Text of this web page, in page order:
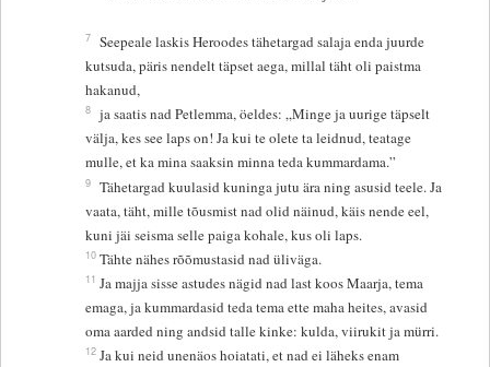
7 Seepeale laskis Heroodes tähetargad salaja enda juurde
kutsuda, päris nendelt täpset aega, millal täht oli paistma
hakanud,
8 ja saatis nad Petlemma, öeldes: „Minge ja uurige täpselt
välja, kes see laps on! Ja kui te olete ta leidnud, teatage
mulle, et ka mina saaksin minna teda kummardama.”
9 Tähetargad kuulasid kuninga jutu ära ning asusid teele. Ja
vaata, täht, mille tõusmist nad olid näinud, käis nende eel,
kuni jäi seisma selle paiga kohale, kus oli laps.
10 Tähte nähes rõõmustasid nad üliväga.
11 Ja majja sisse astudes nägid nad last koos Maarja, tema
emaga, ja kummardasid teda tema ette maha heites, avasid
oma aarded ning andsid talle kinke: kulda, viirukit ja mürri.
12 Ja kui neid unenäos hoiatati, et nad ei läheks enam